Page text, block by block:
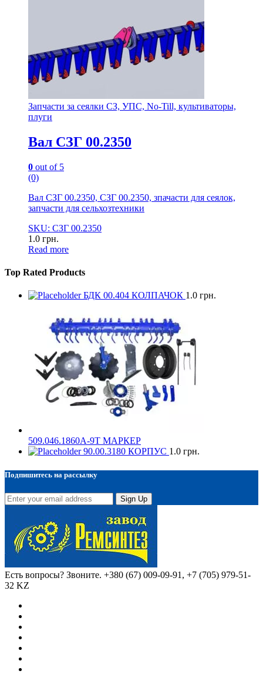
Запчасти за сеялки СЗ, УПС, No-Till, культиваторы,
плуги
Вал СЗГ 00.2350
0 out of 5
(0)
Вал СЗГ 00.2350, СЗГ 00.2350, зпачасти для сеялок,
запчасти для сельхозтехники
SKU: СЗГ 00.2350
1.0 грн.
Read more
Top Rated Products
БДК 00.404 КОЛПАЧОК 1.0 грн.
509.046.1860А-9Т МАРКЕР
90.00.3180 КОРПУС 1.0 грн.
Подпишитесь на рассылку
Sign Up
Есть вопросы? Звоните. +380 (67) 009-09-91, +7 (705) 979-51-
32 KZ